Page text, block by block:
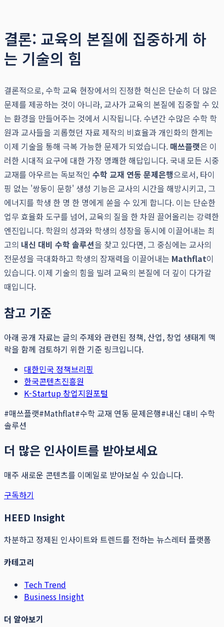
결론: 교육의 본질에 집중하게 하
는 기술의 힘
결론적으로, 수학 교육 현장에서의 진정한 혁신은 단순히 더 많은
문제를 제공하는 것이 아니라, 교사가 교육의 본질에 집중할 수 있
는 환경을 만들어주는 것에서 시작됩니다. 수년간 수많은 수학 학
원과 교사들을 괴롭혔던 자료 제작의 비효율과 개인화의 한계는
이제 기술을 통해 극복 가능한 문제가 되었습니다. 매쓰플랫은 이
러한 시대적 요구에 대한 가장 명쾌한 해답입니다. 국내 모든 시중
교재를 아우르는 독보적인 수학 교재 연동 문제은행으로서, 타이
핑 없는 '쌍둥이 문항' 생성 기능은 교사의 시간을 해방시키고, 그
에너지를 학생 한 명 한 명에게 쏟을 수 있게 합니다. 이는 단순한
업무 효율화 도구를 넘어, 교육의 질을 한 차원 끌어올리는 강력한
엔진입니다. 학원의 성과와 학생의 성장을 동시에 이끌어내는 최
고의 내신 대비 수학 솔루션을 찾고 있다면, 그 중심에는 교사의
전문성을 극대화하고 학생의 잠재력을 이끌어내는 Mathflat이
있습니다. 이제 기술의 힘을 빌려 교육의 본질에 더 깊이 다가갈
때입니다.
참고 기준
아래 공개 자료는 글의 주제와 관련된 정책, 산업, 창업 생태계 맥
락을 함께 검토하기 위한 기준 링크입니다.
대한민국 정책브리핑
한국콘텐츠진흥원
K-Startup 창업지원포털
#매쓰플랫#Mathflat#수학 교재 연동 문제은행#내신 대비 수학
솔루션
더 많은 인사이트를 받아보세요
매주 새로운 콘텐츠를 이메일로 받아보실 수 있습니다.
구독하기
HEED Insight
차분하고 정제된 인사이트와 트렌드를 전하는 뉴스레터 플랫폼
카테고리
Tech Trend
Business Insight
더 알아보기